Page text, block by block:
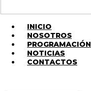
INICIO
NOSOTROS
PROGRAMACIÓN
NOTICIAS
CONTACTOS